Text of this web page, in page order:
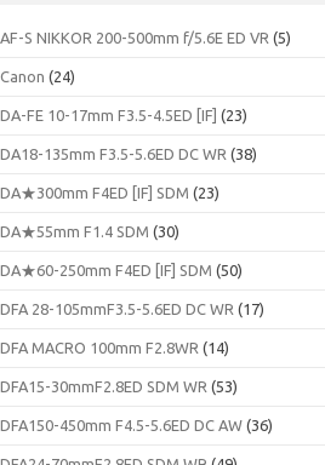
AF-S NIKKOR 200-500mm f/5.6E ED VR (5)
Canon (24)
DA-FE 10-17mm F3.5-4.5ED [IF] (23)
DA18-135mm F3.5-5.6ED DC WR (38)
DA★300mm F4ED [IF] SDM (23)
DA★55mm F1.4 SDM (30)
DA★60-250mm F4ED [IF] SDM (50)
DFA 28-105mmF3.5-5.6ED DC WR (17)
DFA MACRO 100mm F2.8WR (14)
DFA15-30mmF2.8ED SDM WR (53)
DFA150-450mm F4.5-5.6ED DC AW (36)